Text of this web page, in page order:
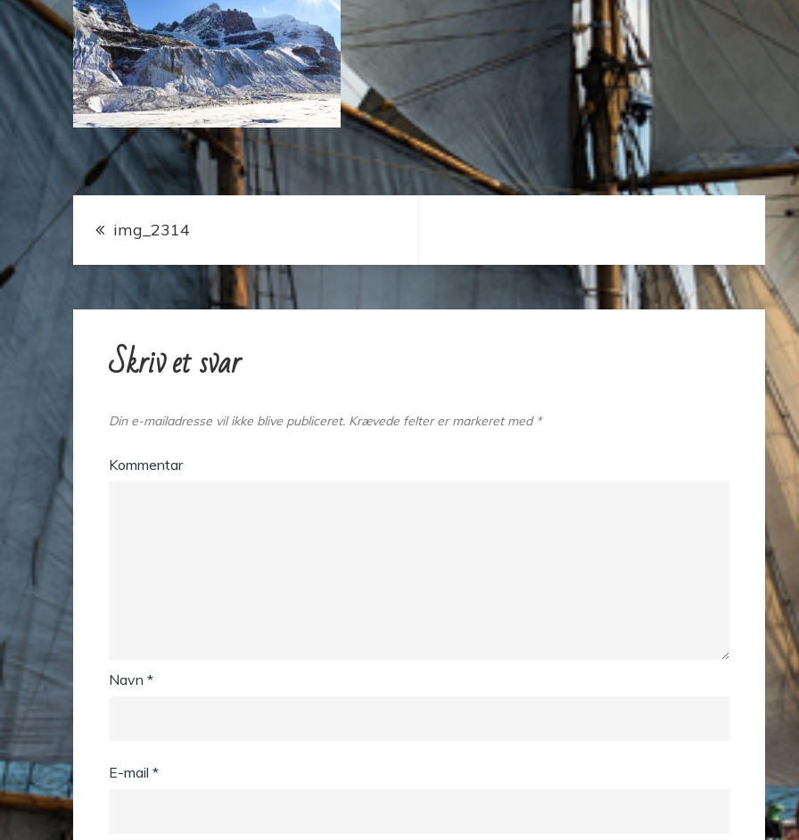
Indlægsnavigation
img_2314
Skriv et svar
Din e-mailadresse vil ikke blive publiceret. Krævede felter er markeret med *
Kommentar
Navn *
E-mail *